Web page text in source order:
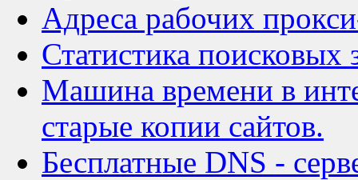
Адреса рабочих
Статистика поисковых
Машина времени в
старые копии сайтов.
Бесплатные DNS -